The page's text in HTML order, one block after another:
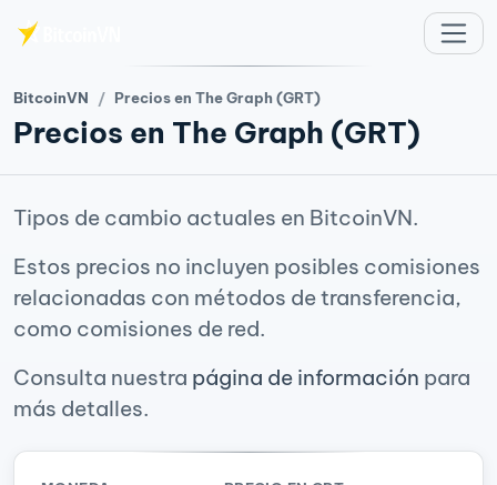
BitcoinVN Precios en The Graph (GRT)
Precios en The Graph (GRT)
Tipos de cambio actuales en BitcoinVN.
Estos precios no incluyen posibles comisiones
relacionadas con métodos de transferencia,
como comisiones de red.
Consulta nuestra página de información para
más detalles.